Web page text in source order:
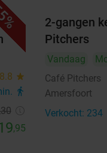
8.8 star
directions_walk
,95
2-gangen
Pitchers
Vandaag
Café Pitchers
Amersfoort
Verkocht: 234